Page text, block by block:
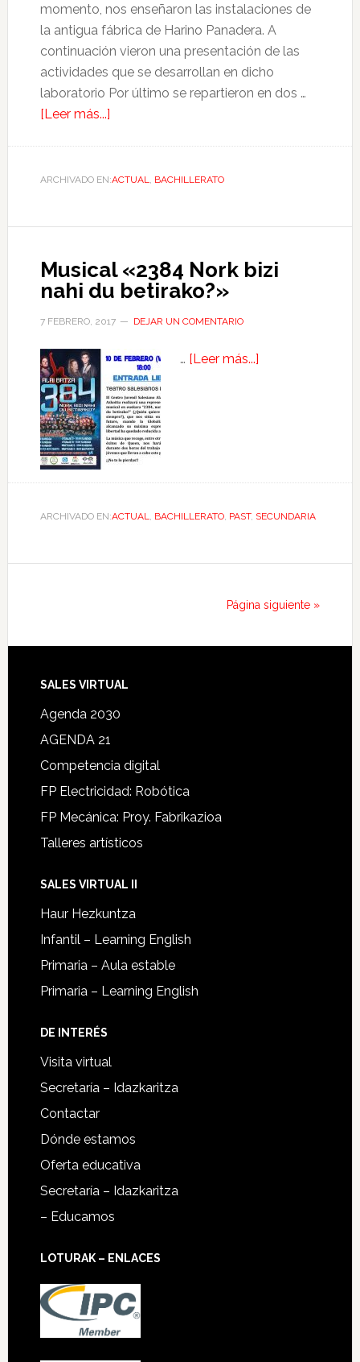
momento, nos enseñaron las instalaciones de
la antigua fábrica de Harino Panadera. A
continuación vieron una presentación de las
actividades que se desarrollan en dicho
laboratorio Por último se repartieron en dos …
[Leer más...]
ARCHIVADO EN:ACTUAL BACHILLERATO
Musical «2384 Nork bizi
nahi du betirako?»
7 FEBRERO, 2017 DEJAR UN COMENTARIO
… [Leer más...]
ARCHIVADO EN:ACTUAL BACHILLERATO, PAST, SECUNDARIA
Página siguiente »
SALES VIRTUAL
Agenda 2030
AGENDA 21
Competencia digital
FP Electricidad: Robótica
FP Mecánica: Proy. Fabrikazioa
Talleres artísticos
SALES VIRTUAL II
Haur Hezkuntza
Infantil – Learning English
Primaria – Aula estable
Primaria – Learning English
DE INTERÉS
Visita virtual
Secretaría – Idazkaritza
Contactar
Dónde estamos
Oferta educativa
Secretaría – Idazkaritza
– Educamos
LOTURAK – ENLACES